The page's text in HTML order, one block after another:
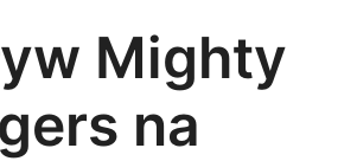
Mighty
na